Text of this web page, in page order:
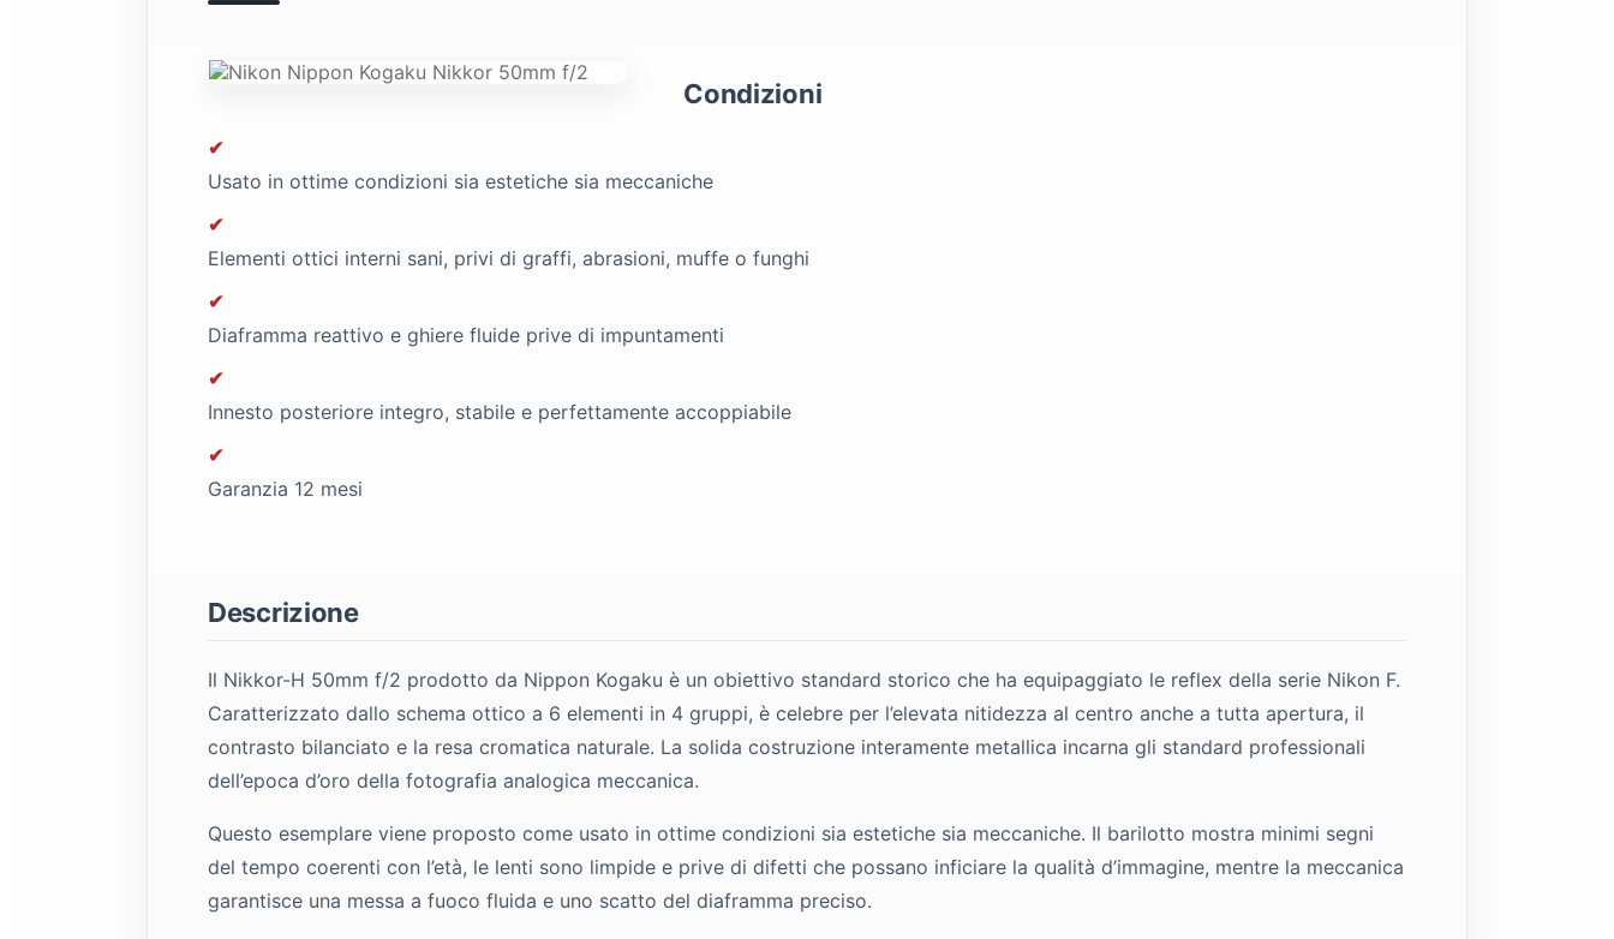
Condizioni
✔
Usato in ottime condizioni sia estetiche sia meccaniche
✔
Elementi ottici interni sani, privi di graffi, abrasioni, muffe o funghi
✔
Diaframma reattivo e ghiere fluide prive di impuntamenti
✔
Innesto posteriore integro, stabile e perfettamente accoppiabile
✔
Garanzia 12 mesi
Descrizione
Il Nikkor-H 50mm f/2 prodotto da Nippon Kogaku è un obiettivo standard storico che ha equipaggiato le reflex della serie Nikon F.
Caratterizzato dallo schema ottico a 6 elementi in 4 gruppi, è celebre per l’elevata nitidezza al centro anche a tutta apertura, il
contrasto bilanciato e la resa cromatica naturale. La solida costruzione interamente metallica incarna gli standard professionali
dell’epoca d’oro della fotografia analogica meccanica.
Questo esemplare viene proposto come usato in ottime condizioni sia estetiche sia meccaniche. Il barilotto mostra minimi segni
del tempo coerenti con l’età, le lenti sono limpide e prive di difetti che possano inficiare la qualità d’immagine, mentre la meccanica
garantisce una messa a fuoco fluida e uno scatto del diaframma preciso.